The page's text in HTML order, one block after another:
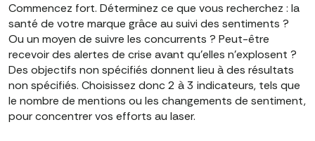
Commencez fort. Déterminez ce que vous recherchez : la
santé de votre marque grâce au suivi des sentiments ?
Ou un moyen de suivre les concurrents ? Peut-être
recevoir des alertes de crise avant qu'elles n'explosent ?
Des objectifs non spécifiés donnent lieu à des résultats
non spécifiés. Choisissez donc 2 à 3 indicateurs, tels que
le nombre de mentions ou les changements de sentiment,
pour concentrer vos efforts au laser.